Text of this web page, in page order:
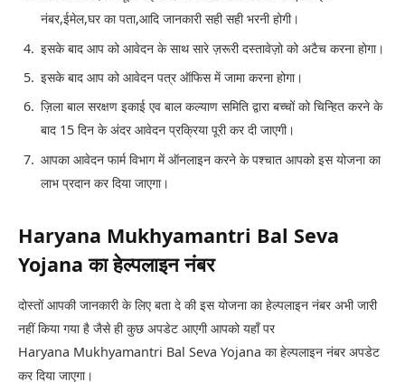
नंबर,ईमेल,घर का पता,आदि जानकारी सही सही भरनी होगी।
इसके बाद आप को आवेदन के साथ सारे ज़रूरी दस्तावेज़ो को अटैच करना होगा।
इसके बाद आप को आवेदन पत्र ऑफिस में जामा करना होगा।
ज़िला बाल सरक्षण इकाई एव बाल कल्याण समिति द्वारा बच्चों को चिन्हित करने के
बाद 15 दिन के अंदर आवेदन प्रक्रिया पूरी कर दी जाएगी।
आपका आवेदन फार्म विभाग में ऑनलाइन करने के पश्चात आपको इस योजना का
लाभ प्रदान कर दिया जाएगा।
Haryana Mukhyamantri Bal Seva
Yojana का हेल्पलाइन नंबर
दोस्तों आपकी जानकारी के लिए बता दे की इस योजना का हेल्पलाइन नंबर अभी जारी
नहीं किया गया है जैसे ही कुछ अपडेट आएगी आपको यहाँ पर
Haryana Mukhyamantri Bal Seva Yojana का हेल्पलाइन नंबर अपडेट
कर दिया जाएगा।